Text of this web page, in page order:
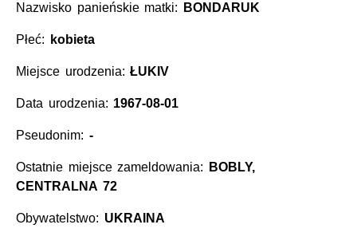
Nazwisko panieńskie matki: BONDARUK
Płeć: kobieta
Miejsce urodzenia:ŁUKIV
Data urodzenia: 1967-08-01
Pseudonim: -
Ostatnie miejsce zameldowania:
BOBLY,
CENTRALNA 72
Obywatelstwo: UKRAINA